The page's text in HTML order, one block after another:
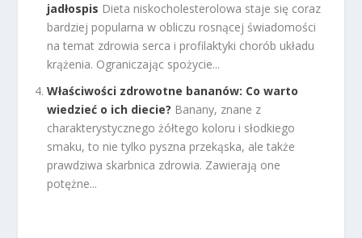
jadłospis Dieta niskocholesterolowa staje się coraz
bardziej popularna w obliczu rosnącej świadomości
na temat zdrowia serca i profilaktyki chorób układu
krążenia. Ograniczając spożycie...
Właściwości zdrowotne bananów: Co warto
wiedzieć o ich diecie? Banany, znane z
charakterystycznego żółtego koloru i słodkiego
smaku, to nie tylko pyszna przekąska, ale także
prawdziwa skarbnica zdrowia. Zawierają one
potężne...